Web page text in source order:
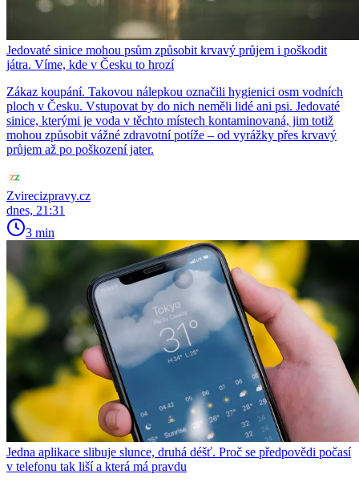
Jedovaté sinice mohou psům způsobit krvavý průjem i poškodit
játra. Víme, kde v Česku to hrozí
Zákaz koupání. Takovou nálepkou označili hygienici osm vodních
ploch v Česku. Vstupovat by do nich neměli lidé ani psi. Jedovaté
sinice, kterými je voda v těchto místech kontaminovaná, jim totiž
mohou způsobit vážné zdravotní potíže – od vyrážky přes krvavý
průjem až po poškození jater.
Zvirecizpravy.cz
dnes, 21:31
3 min
Jedna aplikace slibuje slunce, druhá déšť. Proč se předpovědi počasí
v telefonu tak liší a která má pravdu